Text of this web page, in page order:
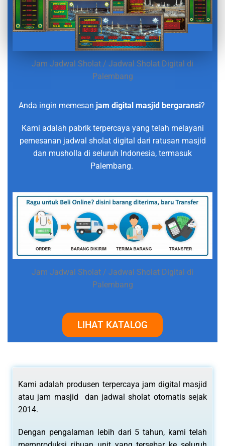
Jam Jadwal Sholat / Jadwal Sholat Digital di
Palembang
Anda ingin memesan jam digital masjid bergaransi?
Kami adalah pabrik terpercaya yang telah melayani
pemesanan jadwal sholat digital dari ratusan masjid
dan musholla di seluruh Indonesia, termasuk
Palembang.
Jam Jadwal Sholat / Jadwal Sholat Digital di
Palembang
LIHAT KATALOG
Kami adalah produsen terpercaya jam digital masjid
atau jam masjid dan jadwal sholat otomatis sejak
2014.
Dengan pengalaman lebih dari 5 tahun, kami telah